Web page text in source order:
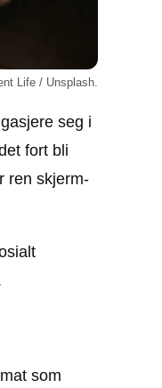
Life / Unsplash.
seg i
fort bli
ren skjerm-
som